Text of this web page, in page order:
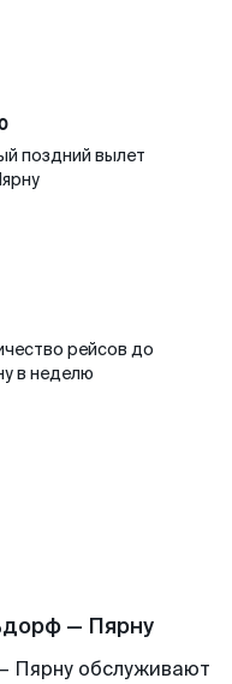
поздний вылет
рейсов до
в неделю
— Пярну
Пярну обслуживают